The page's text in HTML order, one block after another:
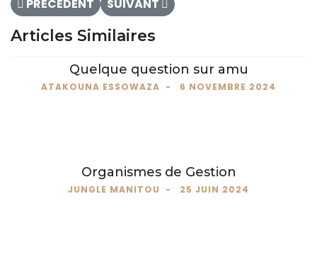
ARTICLE PRÉCÉDENT : QUELQUE QUESTION SUR AMU
PRÉCÉDENT ARTICLE SUIVANT : ORGANISMES DE
SUIVANT
Articles Similaires
Quelque question sur amu
ATAKOUNA ESSOWAZA 6 NOVEMBRE 2024
Organismes de Gestion
JUNGLE MANITOU 25 JUIN 2024